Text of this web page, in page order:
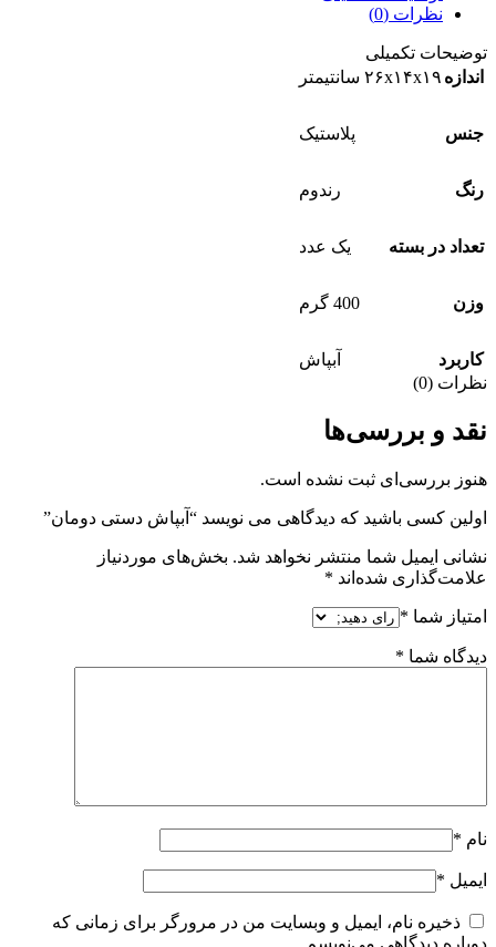
نظرات (0)
توضیحات تکمیلی
اندازه ۲۶x۱۴x۱۹ سانتیمتر
جنس پلاستیک
رنگ رندوم
تعداد در بسته یک عدد
وزن 400 گرم
کاربرد
آبپاش
نظرات (0)
نقد و بررسی‌ها
هنوز بررسی‌ای ثبت نشده است.
اولین کسی باشید که دیدگاهی می نویسد “آبپاش دستی دومان”
نشانی ایمیل شما منتشر نخواهد شد. بخش‌های موردنیاز
علامت‌گذاری شده‌اند *
امتیاز شما *
دیدگاه شما *
نام *
ایمیل *
ذخیره نام، ایمیل و وبسایت من در مرورگر برای زمانی که